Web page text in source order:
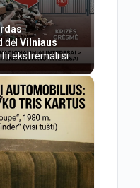
dėlVilniaus
ekstremali si...